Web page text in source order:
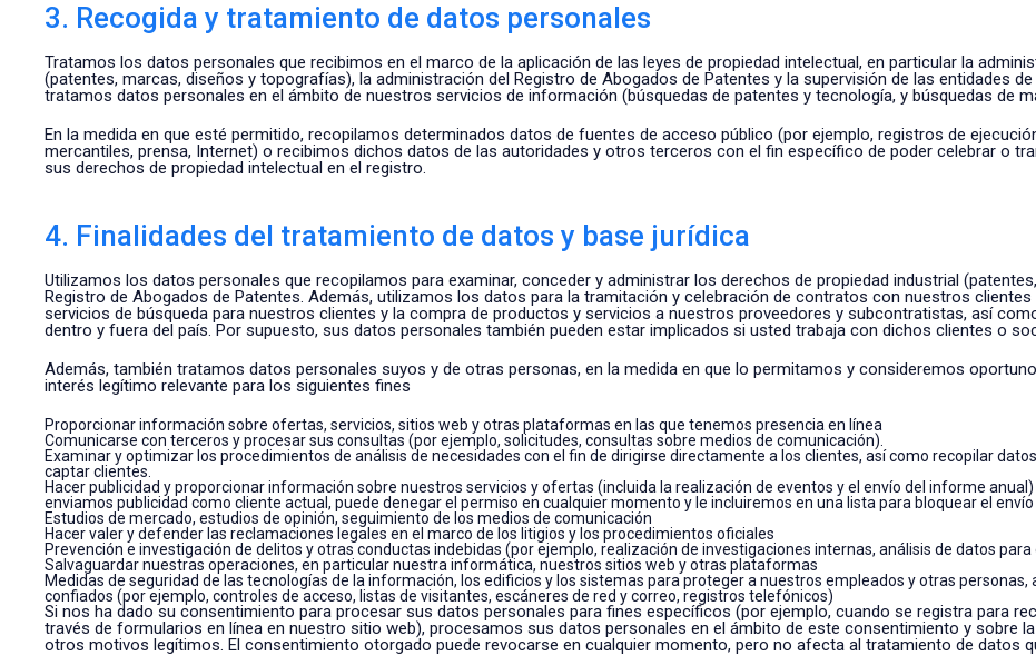
3. Recogida y tratamiento de datos personales
Tratamos los datos personales que recibimos en el marco de la aplicación de las leyes de propiedad intelectual, en particular la
(patentes, marcas, diseños y topografías), la administración del Registro de Abogados de Patentes y la supervisión de las entidades
tratamos datos personales en el ámbito de nuestros servicios de información (búsquedas de patentes y tecnología, y búsquedas de
En la medida en que esté permitido, recopilamos determinados datos de fuentes de acceso público (por ejemplo, registros de
mercantiles, prensa, Internet) o recibimos dichos datos de las autoridades y otros terceros con el fin específico de poder celebrar o
sus derechos de propiedad intelectual en el registro.
4. Finalidades del tratamiento de datos y base jurídica
Utilizamos los datos personales que recopilamos para examinar, conceder y administrar los derechos de propiedad industrial
Registro de Abogados de Patentes. Además, utilizamos los datos para la tramitación y celebración de contratos con nuestros
servicios de búsqueda para nuestros clientes y la compra de productos y servicios a nuestros proveedores y subcontratistas, así
dentro y fuera del país. Por supuesto, sus datos personales también pueden estar implicados si usted trabaja con dichos clientes o
Además, también tratamos datos personales suyos y de otras personas, en la medida en que lo permitamos y consideremos
interés legítimo relevante para los siguientes fines
Proporcionar información sobre ofertas, servicios, sitios web y otras plataformas en las que tenemos presencia en línea
Comunicarse con terceros y procesar sus consultas (por ejemplo, solicitudes, consultas sobre medios de comunicación).
Examinar y optimizar los procedimientos de análisis de necesidades con el fin de dirigirse directamente a los clientes, así como recopilar
captar clientes.
Hacer publicidad y proporcionar información sobre nuestros servicios y ofertas (incluida la realización de eventos y el envío del informe
enviamos publicidad como cliente actual, puede denegar el permiso en cualquier momento y le incluiremos en una lista para bloquear el
Estudios de mercado, estudios de opinión, seguimiento de los medios de comunicación
Hacer valer y defender las reclamaciones legales en el marco de los litigios y los procedimientos oficiales
Prevención e investigación de delitos y otras conductas indebidas (por ejemplo, realización de investigaciones internas, análisis de datos
Salvaguardar nuestras operaciones, en particular nuestra informática, nuestros sitios web y otras plataformas
Medidas de seguridad de las tecnologías de la información, los edificios y los sistemas para proteger a nuestros empleados y otras
confiados (por ejemplo, controles de acceso, listas de visitantes, escáneres de red y correo, registros telefónicos)
Si nos ha dado su consentimiento para procesar sus datos personales para fines específicos (por ejemplo, cuando se registra para
través de formularios en línea en nuestro sitio web), procesamos sus datos personales en el ámbito de este consentimiento y sobre
otros motivos legítimos. El consentimiento otorgado puede revocarse en cualquier momento, pero no afecta al tratamiento de datos